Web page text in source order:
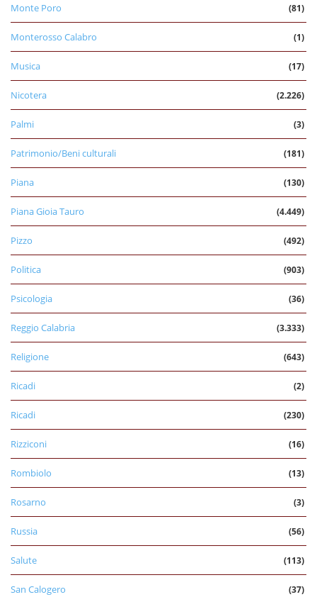
Monte Poro (81)
Monterosso Calabro (1)
Musica (17)
Nicotera (2.226)
Palmi (3)
Patrimonio/Beni culturali (181)
Piana (130)
Piana Gioia Tauro (4.449)
Pizzo (492)
Politica (903)
Psicologia (36)
Reggio Calabria (3.333)
Religione (643)
Ricadi (2)
Ricadi (230)
Rizziconi (16)
Rombiolo (13)
Rosarno (3)
Russia (56)
Salute (113)
San Calogero (37)